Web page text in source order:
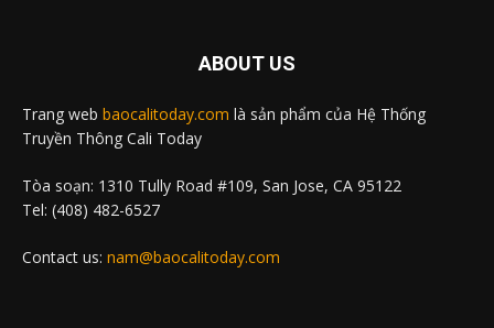
ABOUT US
Trang web baocalitoday.com là sản phẩm của Hệ Thống
Truyền Thông Cali Today
Tòa soạn: 1310 Tully Road #109, San Jose, CA 95122
Tel: (408) 482-6527
Contact us: nam@baocalitoday.com